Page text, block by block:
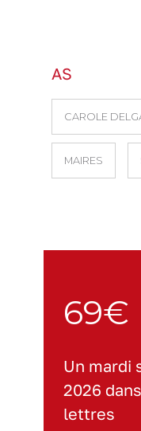
AS
CAROLE
MAIRES
69€
Un mardi
2026
lettres